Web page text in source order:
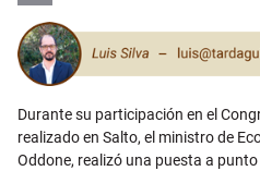
Email
Durante su participación en el
realizado en Salto, el ministro de
Oddone, realizó una puesta a